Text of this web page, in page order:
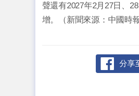
聲還有2027年2月27日、
增。（新聞來源：中國時
分享